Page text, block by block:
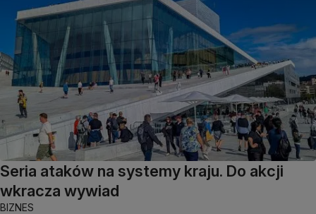
Seria ataków na systemy kraju. Do akcji
wkracza wywiad
BIZNES